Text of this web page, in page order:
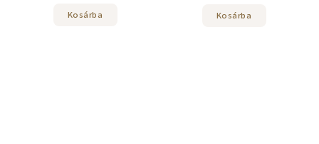
Kosárba Kosárba